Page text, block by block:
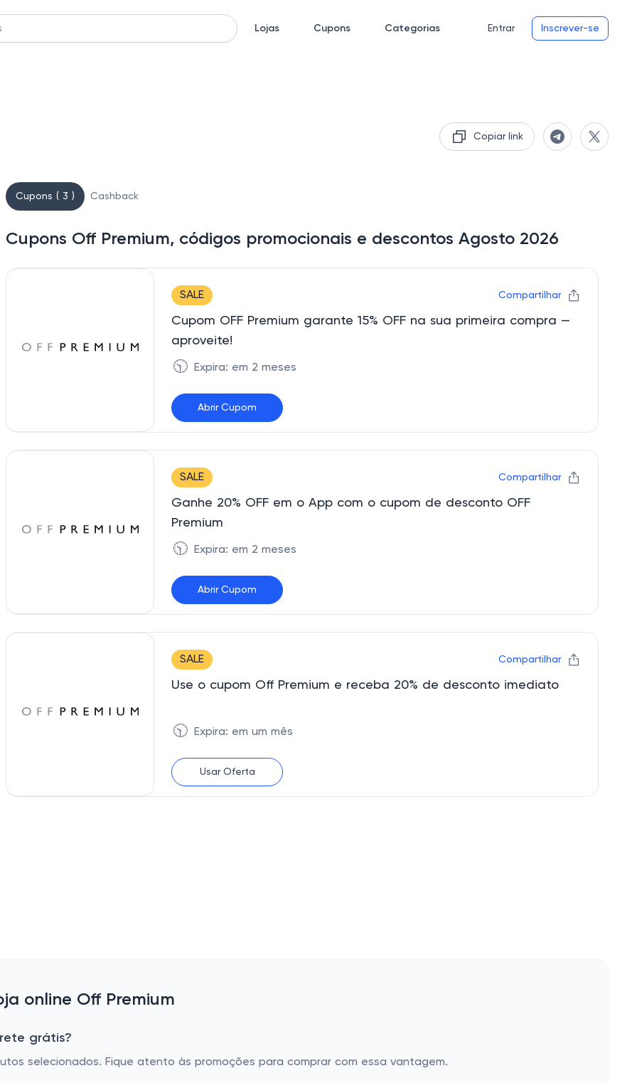
Lojas Cupons Categorias Entrar Inscrever-se
Copiar link
Cupons ( 3 ) Cashback
Cupons Off Premium, códigos promocionais e descontos Agosto 2026
SALE Compartilhar
Cupom OFF Premium garante 15% OFF na sua primeira compra —
aproveite!
🕥 Expira: em 2 meses
Abrir Cupom
WELCOME
SALE Compartilhar
Ganhe 20% OFF em o App com o cupom de desconto OFF
Premium
🕥 Expira: em 2 meses
Abrir Cupom
VEMPROAPP
SALE Compartilhar
Use o cupom Off Premium e receba 20% de desconto imediato
🕥 Expira: em um mês
Usar Oferta
online Off Premium
grátis?
selecionados. Fique atento às promoções para comprar com essa vantagem.